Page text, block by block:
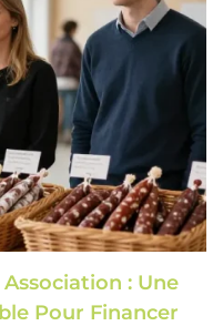
: Une
Pour Financer